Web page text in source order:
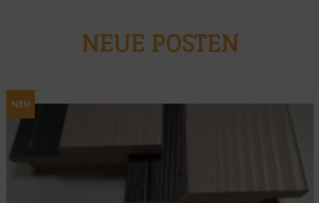
NEU
NEUE POSTEN